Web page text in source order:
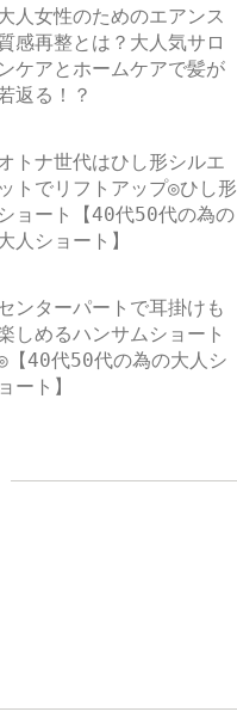
人女性のためのエアンス
感再整とは？大人気サロ
ンケアとホームケアで髪が
返る！？
トナ世代はひし形シルエ
ットでリフトアップ◎ひし形
ショート【40代50代の為の
人ショート】
ンターパートで耳掛けも
しめるハンサムショート
【40代50代の為の大人シ
ョート】